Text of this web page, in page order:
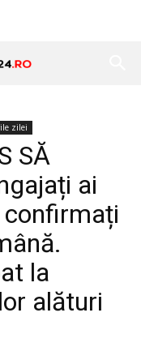
zilei
SĂ
ai
confirmați
la
alături